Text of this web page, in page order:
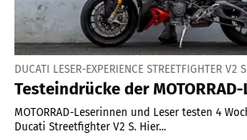
DUCATI LESER-EXPERIENCE STREETFIGHTER V2 S
Testeindrücke der MOTORRAD-
MOTORRAD-Leserinnen und Leser testen 4
Ducati Streetfighter V2 S. Hier...